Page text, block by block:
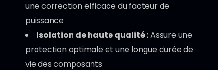
une correction efficace du facteur de
puissance
Isolation de haute qualité :Assure une
protection optimale et une longue durée de
vie des composants